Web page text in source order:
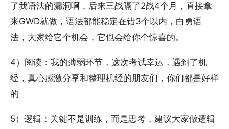
了我语法的漏洞啊，后来三战隔了2战4个月，直接拿
来GWD就做，语法都能稳定在错3个以内，白勇语
法，大家给它个机会，它也会给你个惊喜的。
4）阅读：我的薄弱环节，这次考试幸运，遇到了机
经，真心感激分享和整理机经的朋友们，你们都是好样
的
5）逻辑：关键不是训练，而是思考，建议大家做逻辑